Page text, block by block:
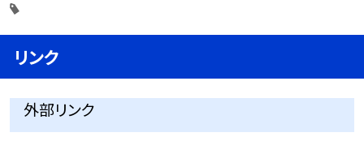
リンク
外部リンク